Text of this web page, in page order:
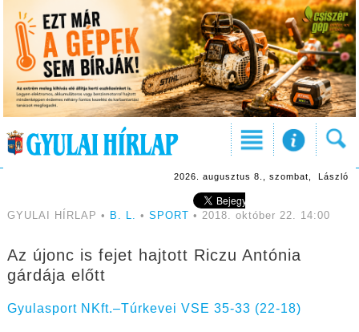
2026. augusztus 8., szombat, László
GYULAI HÍRLAP • B. L. • SPORT • 2018. október 22. 14:00
Az újonc is fejet hajtott Riczu Antónia
gárdája előtt
Gyulasport NKft.–Túrkevei VSE 35-33 (22-18)